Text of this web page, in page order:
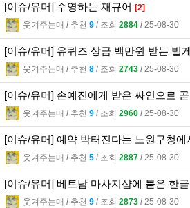
[이슈/유머] 수영하는 재규어 [2]
웃겨주는매 l 추천 9 l 조회 2884 l 25-08-30
[이슈/유머] 유퀴즈 상금 백만원 받는 빌
웃겨주는매 l 추천 8 l 조회 2743 l 25-08-30
[이슈/유머] 손예진에게 받은 싸인으로
웃겨주는매 l 추천 9 l 조회 2960 l 25-08-30
[이슈/유머] 예약 박터진다는 노원구청에
웃겨주는매 l 추천 5 l 조회 2887 l 25-08-30
[이슈/유머] 베트남 마사지샵에 붙은 한
웃겨주는매 l 추천 9 l 조회 2873 l 25-08-30